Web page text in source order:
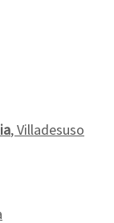
, Villadesuso